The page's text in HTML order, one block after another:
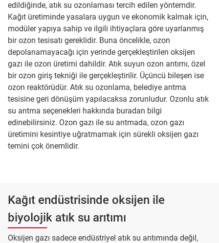
edildiğinde, atık su ozonlaması tercih edilen yöntemdir.
Kağıt üretiminde yasalara uygun ve ekonomik kalmak için,
modüler yapıya sahip ve ilgili ihtiyaçlara göre uyarlanmış
bir ozon tesisatı gereklidir. Buna öncelikle, ozon
depolanamayacağı için yerinde gerçekleştirilen oksijen
gazı ile ozon üretimi dahildir. Atık suyun ozon arıtımı, özel
bir ozon giriş tekniği ile gerçekleştirilir. Üçüncü bileşen ise
ozon reaktörüdür. Atık su ozonlama, belediye arıtma
tesisine geri dönüşüm yapılacaksa zorunludur. Ozonlu atık
su arıtma seçenekleri hakkında buradan bilgi
edinebilirsiniz. Ozon gazı ile su arıtmada, ozon gazı
üretimini kesintiye uğratmamak için sürekli oksijen gazı
temini çok önemlidir.
Kağıt endüstrisinde oksijen ile
biyolojik atık su arıtımı
Oksijen gazı sadece endüstriyel atık su arıtımında değil,